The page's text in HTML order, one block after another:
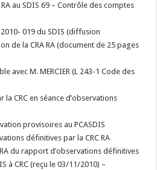
au SDIS 69 – Contrôle des comptes
019 du SDIS (diffusion
de la CRA RA (document de 25 pages
avec M. MERCIER (L 243-1 Code des
CRC en séance d’observations
provisoires au PCASDIS
définitives par la CRC RA
du rapport d’observations définitives
à CRC (reçu le 03/11/2010) –